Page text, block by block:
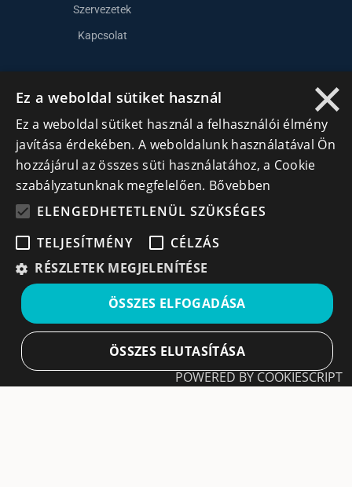
Szervezetek
Kapcsolat
Lépj kapcsolatba velünk
info@cegek.ro
+40 740 856 970
Iratkozz fel hírlevelünkre!
Ne hagyd ki a lehetőséget, hogy naprakész maradj a
egyszerű és gyors illetve bármikor leiratkozhatsz, ha úgy
×
Ez a weboldal sütiket használ
Ez a weboldal sütiket használ a felhasználói élmény
javítása érdekében. A weboldalunk használatával Ön
hozzájárul az összes süti használatához, a Cookie
szabályzatunknak megfelelően. Bővebben
ELENGEDHETETLENÜL SZÜKSÉGES
TELJESÍTMÉNY
CÉLZÁS
RÉSZLETEK MEGJELENÍTÉSE
ÖSSZES ELFOGADÁSA
ÖSSZES ELUTASÍTÁSA
POWERED BY COOKIESCRIPT